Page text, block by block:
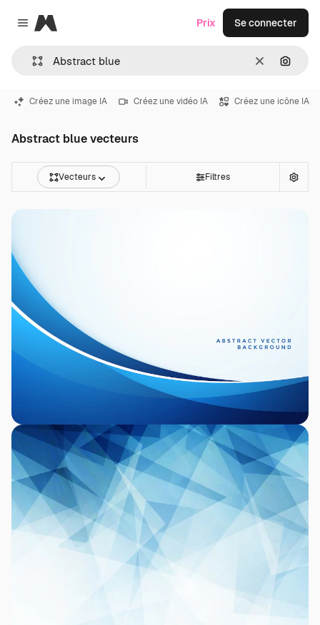
Close menu
Magnific
Effacer
Prix Se connecter
Créez une image IA Créez une vidéo IA Créez une icône IA
Abstract blue vecteurs
Vecteurs Filtres